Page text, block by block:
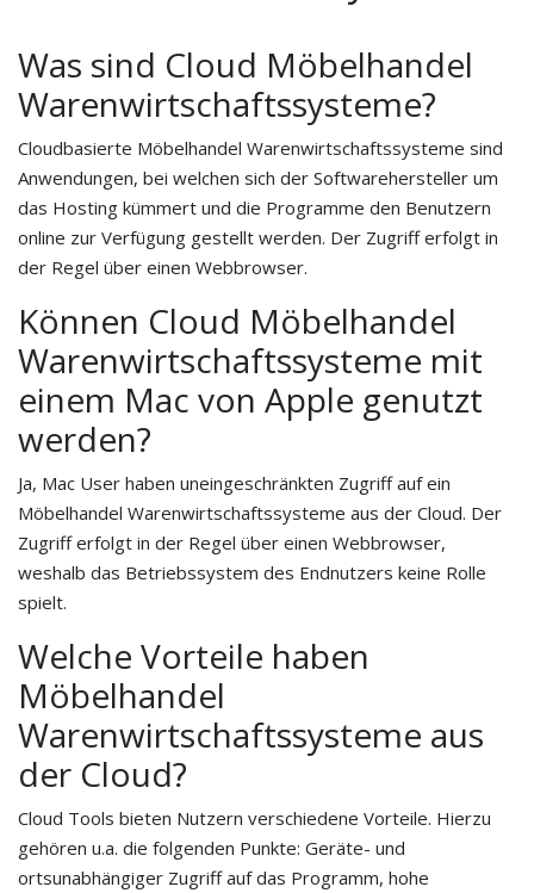
Was sind Cloud Möbelhandel
Warenwirtschaftssysteme?
Cloudbasierte Möbelhandel Warenwirtschaftssysteme sind
Anwendungen, bei welchen sich der Softwarehersteller um
das Hosting kümmert und die Programme den Benutzern
online zur Verfügung gestellt werden. Der Zugriff erfolgt in
der Regel über einen Webbrowser.
Können Cloud Möbelhandel
Warenwirtschaftssysteme mit
einem Mac von Apple genutzt
werden?
Ja, Mac User haben uneingeschränkten Zugriff auf ein
Möbelhandel Warenwirtschaftssysteme aus der Cloud. Der
Zugriff erfolgt in der Regel über einen Webbrowser,
weshalb das Betriebssystem des Endnutzers keine Rolle
spielt.
Welche Vorteile haben
Möbelhandel
Warenwirtschaftssysteme aus
der Cloud?
Cloud Tools bieten Nutzern verschiedene Vorteile. Hierzu
gehören u.a. die folgenden Punkte: Geräte- und
ortsunabhängiger Zugriff auf das Programm, hohe